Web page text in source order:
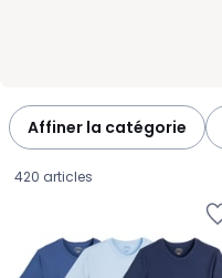
Affiner la catégorie
420 articles